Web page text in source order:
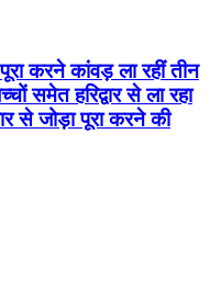
करने कांवड़ ला रहीं तीन
समेत हरिद्वार से ला रहा
से जोड़ा पूरा करने की